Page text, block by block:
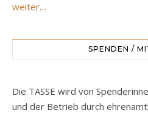
weiter…
SPENDEN /
Die TASSE wird von
und der Betrieb durch